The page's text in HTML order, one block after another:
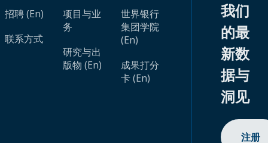
招聘 (En)
联系方式
项目与业
务
研究与出
版物 (En)
世界银行
集团学院
(En)
成果打分
卡 (En)
我们
的最
新数
据与
洞见
注册